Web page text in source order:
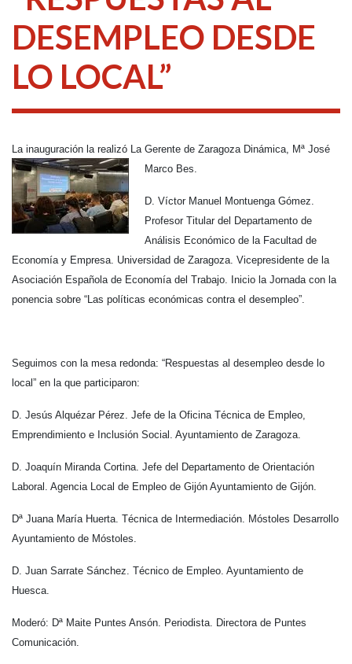
DESEMPLEO DESDE
LO LOCAL”
La inauguración la realizó La Gerente de Zaragoza Dinámica, Mª José
Marco Bes.
D. Víctor Manuel Montuenga Gómez.
Profesor Titular del Departamento de
Análisis Económico de la Facultad de
Economía y Empresa. Universidad de Zaragoza. Vicepresidente de la
Asociación Española de Economía del Trabajo. Inicio la Jornada con la
ponencia sobre “Las políticas económicas contra el desempleo”.
Seguimos con la mesa redonda: “Respuestas al desempleo desde lo
local” en la que participaron:
D. Jesús Alquézar Pérez. Jefe de la Oficina Técnica de Empleo,
Emprendimiento e Inclusión Social. Ayuntamiento de Zaragoza.
D. Joaquín Miranda Cortina. Jefe del Departamento de Orientación
Laboral. Agencia Local de Empleo de Gijón Ayuntamiento de Gijón.
Dª Juana María Huerta. Técnica de Intermediación. Móstoles Desarrollo
Ayuntamiento de Móstoles.
D. Juan Sarrate Sánchez. Técnico de Empleo. Ayuntamiento de
Huesca.
Moderó: Dª Maite Puntes Ansón. Periodista. Directora de Puntes
Comunicación.